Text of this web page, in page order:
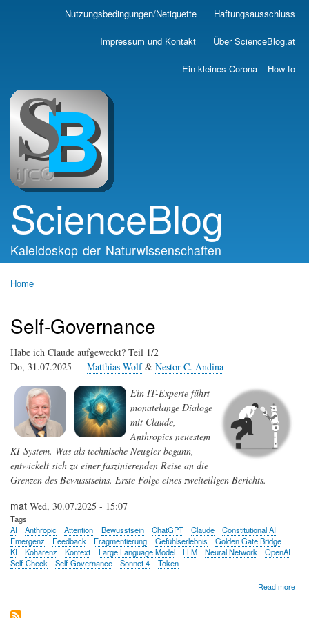
Skip
main
Nutzungsbedingungen/Netiquette Haftungsausschluss
Impressum und Kontakt Über ScienceBlog.at
Ein kleines Corona – How-to
ScienceBlog
Kaleidoskop der Naturwissenschaften
Home
Self-Governance
Habe ich Claude aufgeweckt? Teil 1/2
Do, 31.07.2025 — Matthias Wolf& Nestor C. Andina
Ein IT-Experte führt
monatelange Dialoge
mit Claude,
Anthropics neuestem
KI-System. Was als technische Neugier begann,
entwickelt sich zu einer faszinierenden Reise an die
Grenzen des Bewusstseins. Erste Folge eines zweiteiligen Berichts.
mat Wed, 30.07.2025 - 15:07
Tags
AI
Anthropic Attention Bewusstsein ChatGPT Claude
Constitutional AI
Emergenz
Feedback Fragmentierung Gefühlserlebnis
Golden Gate Bridge
KI
Kohärenz Kontext Large Language Model LLM Neural Network
OpenAI
Self-Check
Self-Governance Sonnet 4 Token
Read more